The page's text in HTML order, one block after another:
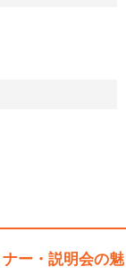
ー・説明会の魅